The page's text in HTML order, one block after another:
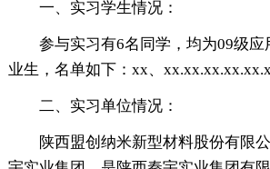
一、实习学生情况：
参与实习有6名同学，均为09级
业生，名单如下：xx、
二、实习单位情况：
陕西盟创纳米新型材料股份有限